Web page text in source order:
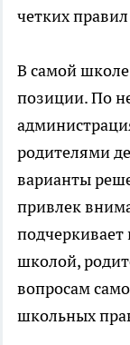
четких
В самой
позиции. По
родителями
варианты
привлек
школой,
вопросам
школьных